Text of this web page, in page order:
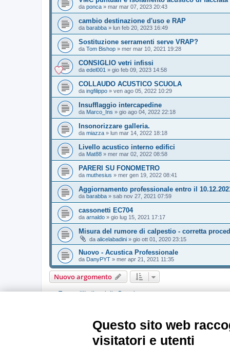
da ponca » mar mar 07, 2023 20:43
cambio destinazione d'uso e RAP
da barabba » lun feb 20, 2023 16:49
Sostituzione serramenti serve VRAP?
da Tom Bishop » mer mar 10, 2021 19:28
CONSIGLIO vetri infissi
da edel001 » gio feb 09, 2023 14:58
COLLAUDO ACUSTICO SCUOLA
da ingfilippo » ven ago 05, 2022 10:29
Insufflaggio intercapedine
da Marco_Ins » gio ago 04, 2022 22:18
Insonorizzare galleria.
da miazza » lun mar 14, 2022 18:18
Livello acustico interno edifici
da Mat88 » mer mar 02, 2022 08:58
PARERI SU FONOMETRO
da muthesius » mer gen 19, 2022 08:41
Aggiornamento professionale entro il
da barabba » sab nov 27, 2021 07:59
cassonetti EC704
da arnaldo » gio lug 15, 2021 17:17
Misura del rumore di calpestio - corretta
da alicelabadini » gio ott 01, 2020 23:15
Nuovo - Acustica Professionale
da DanyPYT » mer apr 21, 2021 11:35
Nuovo argomento
Torna all’Indice della Board
aprire nuovi argomenti
rispondere negli argomenti
modificare i tuoi messaggi
Questo sito web
visitatori e utenti